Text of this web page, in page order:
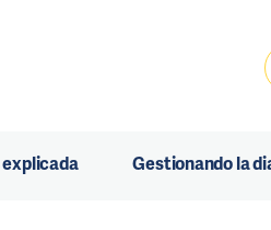
Gestionando la